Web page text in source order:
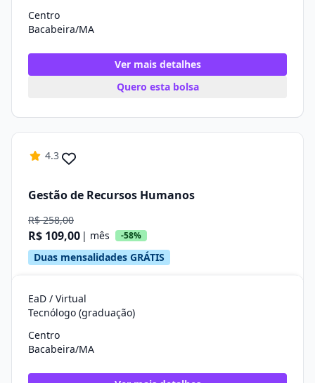
Centro
Bacabeira/MA
Ver mais detalhes
Quero esta bolsa
4.3
Gestão de Recursos Humanos
R$ 258,00
R$ 109,00 | mês -58%
Duas mensalidades GRÁTIS
EaD / Virtual
Tecnólogo (graduação)
Centro
Bacabeira/MA